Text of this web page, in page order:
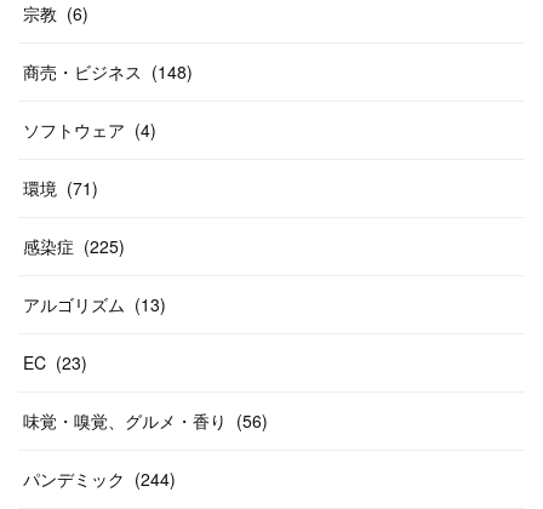
宗教 (6)
商売・ビジネス (148)
ソフトウェア (4)
環境 (71)
感染症 (225)
アルゴリズム (13)
EC (23)
味覚・嗅覚、グルメ・香り (56)
パンデミック (244)